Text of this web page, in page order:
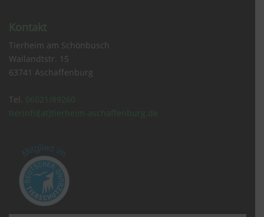
Kontakt
Tierheim am Schönbusch
Wailandtstr. 15
63741 Aschaffenburg
Tel. 06021/89260
tierinfo[at]tierheim-aschaffenburg.de